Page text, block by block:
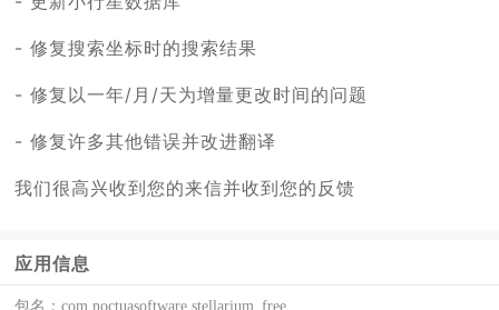
- 修复搜索坐标时的搜索结果
- 修复以一年/月/天为增量更改时间的问题
- 修复许多其他错误并改进翻译
我们很高兴收到您的来信并收到您的反馈
应用信息
包名：com.noctuasoftware.stellarium_free